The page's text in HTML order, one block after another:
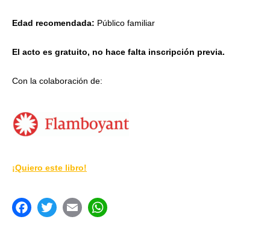
Edad recomendada: Público familiar
El acto es gratuito, no hace falta inscripción previa.
Con la colaboración de:
¡Quiero este libro!